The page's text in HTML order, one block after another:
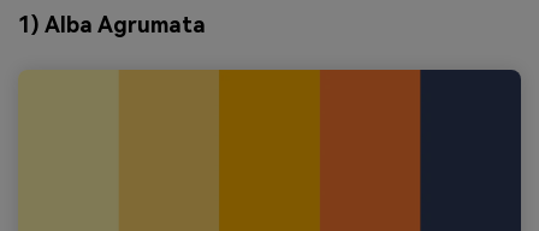
1) Alba Agrumata